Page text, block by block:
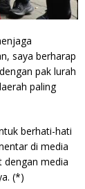
saya berharap
pak lurah
paling
berhati-hati
di media
dengan media
(*)